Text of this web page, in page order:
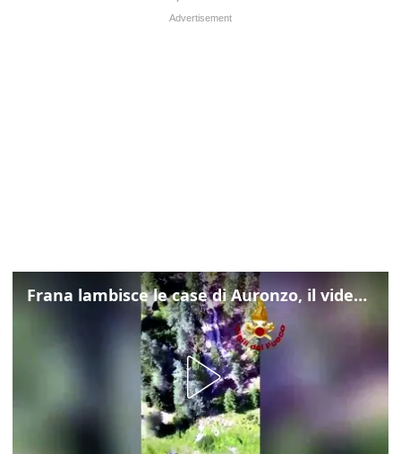
Frana lambisce le case di Auronzo, il video dall'elicottero dei vigili del fuoco